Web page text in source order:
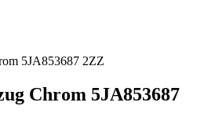
Chrom 5JA853687